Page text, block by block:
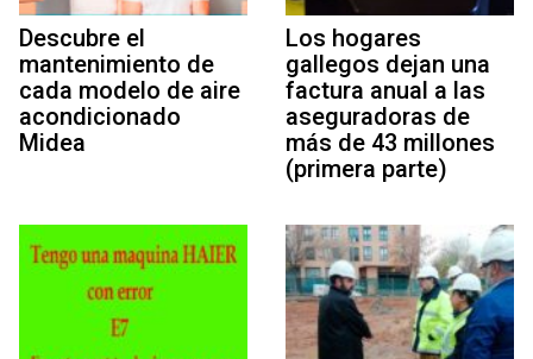
Descubre el
mantenimiento de
cada modelo de aire
acondicionado
Midea
Los hogares
gallegos dejan una
factura anual a las
aseguradoras de
más de 43 millones
(primera parte)